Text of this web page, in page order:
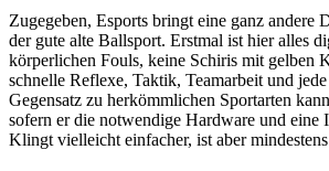
Zugegeben, Esports bringt eine ganz andere
der gute alte Ballsport. Erstmal ist hier alles
körperlichen Fouls, keine Schiris mit gelben
schnelle Reflexe, Taktik, Teamarbeit und
Gegensatz zu herkömmlichen Sportarten
sofern er die notwendige Hardware und eine
Klingt vielleicht einfacher, ist aber